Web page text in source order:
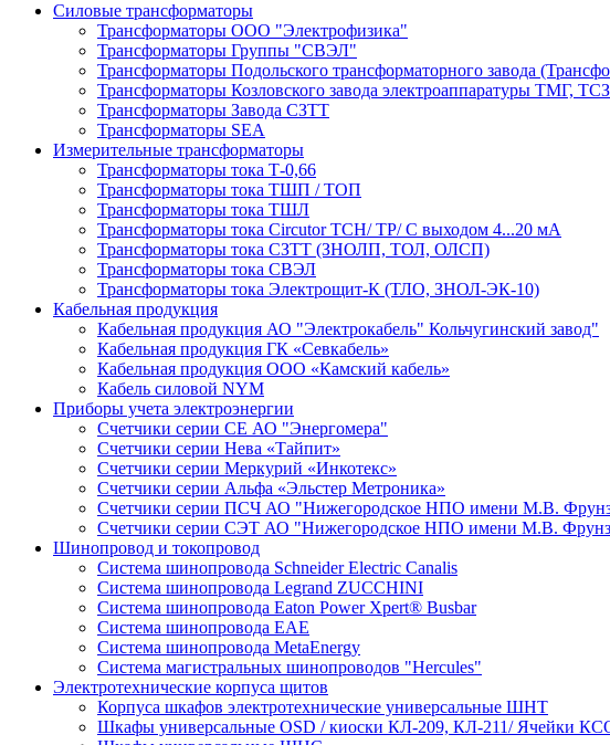
Силовые трансформаторы
Трансформаторы ООО "Электрофизика"
Трансформаторы Группы "СВЭЛ"
Трансформаторы Подольского трансформаторного завода
Трансформаторы Козловского завода электроаппаратуры ТМГ,
Трансформаторы Завода СЗТТ
Трансформаторы SEA
Измерительные трансформаторы
Трансформаторы тока Т-0,66
Трансформаторы тока ТШП / ТОП
Трансформаторы тока ТШЛ
Трансформаторы тока Circutor TCH/ TP/ С выходом 4...20 мА
Трансформаторы тока СЗТТ (ЗНОЛП, ТОЛ, ОЛСП)
Трансформаторы тока СВЭЛ
Трансформаторы тока Электрощит-К (ТЛО, ЗНОЛ-ЭК-10)
Кабельная продукция
Кабельная продукция АО "Электрокабель" Кольчугинский завод"
Кабельная продукция ГК «Севкабель»
Кабельная продукция ООО «Камский кабель»
Кабель силовой NYM
Приборы учета электроэнергии
Счетчики серии СЕ АО "Энергомера"
Счетчики серии Нева «Тайпит»
Счетчики серии Меркурий «Инкотекс»
Счетчики серии Альфа «Эльстер Метроника»
Счетчики серии ПСЧ АО "Нижегородское НПО имени М.В.
Счетчики серии СЭТ АО "Нижегородское НПО имени М.В.
Шинопровод и токопровод
Система шинопровода Schneider Electric Canalis
Система шинопровода Legrand ZUCCHINI
Система шинопровода Eaton Power Xpert® Busbar
Система шинопровода EAE
Система шинопровода MetaEnergy
Система магистральных шинопроводов "Hercules"
Электротехнические корпуса щитов
Корпуса шкафов электротехнические универсальные ШНТ
Шкафы универсальные OSD / киоски КЛ-209, КЛ-211/ Ячейки